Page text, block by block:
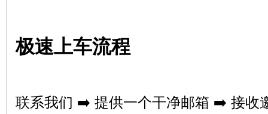
极速上车流程
联系我们 ➡️ 提供一个干净邮箱 ➡️ 接收